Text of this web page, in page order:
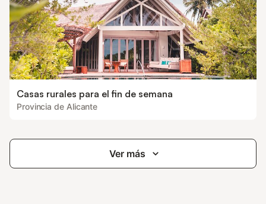
Casas rurales para el fin de semana
Provincia de Alicante
Ver más